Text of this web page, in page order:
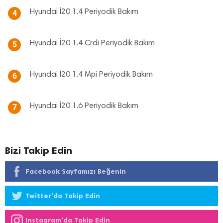
4 Hyundai İ20 1.4 Periyodik Bakım
5 Hyundai İ20 1.4 Crdi Periyodik Bakım
6 Hyundai İ20 1.4 Mpi Periyodik Bakım
7 Hyundai İ20 1.6 Periyodik Bakım
Bizi Takip Edin
Facebook Sayfamızı Beğenin
Twitter'da Takip Edin
Instagram'da Takip Edin